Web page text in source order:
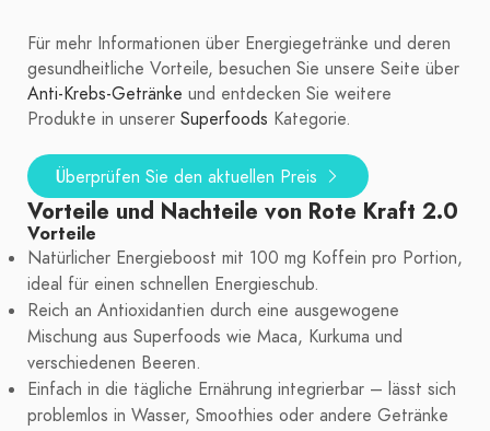
Für mehr Informationen über Energiegetränke und deren
gesundheitliche Vorteile, besuchen Sie unsere Seite über
Anti-Krebs-Getränke und entdecken Sie weitere
Produkte in unserer Superfoods Kategorie.
Überprüfen Sie den aktuellen Preis
Vorteile und Nachteile von Rote Kraft 2.0
Vorteile
Natürlicher Energieboost mit 100 mg Koffein pro Portion,
ideal für einen schnellen Energieschub.
Reich an Antioxidantien durch eine ausgewogene
Mischung aus Superfoods wie Maca, Kurkuma und
verschiedenen Beeren.
Einfach in die tägliche Ernährung integrierbar – lässt sich
problemlos in Wasser, Smoothies oder andere Getränke